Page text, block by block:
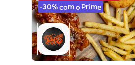
-30% com o Prime